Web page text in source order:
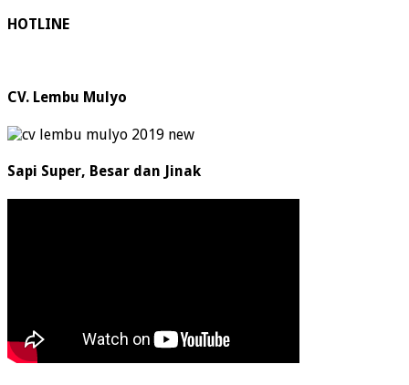
HOTLINE
CV. Lembu Mulyo
Sapi Super, Besar dan Jinak